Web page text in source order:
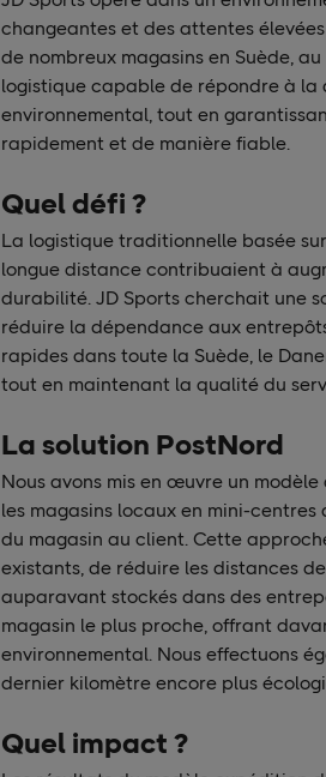
changeantes et des attentes
de nombreux magasins en Suède,
logistique capable de répondre à la
environnemental, tout en
rapidement et de manière fiable.
Quel défi ?
La logistique traditionnelle basée
longue distance contribuaient à
durabilité. JD Sports cherchait une
réduire la dépendance aux
rapides dans toute la Suède, le
tout en maintenant la qualité du
La solution PostNord
Nous avons mis en œuvre un
les magasins locaux en mini-
du magasin au client. Cette
existants, de réduire les distances
auparavant stockés dans des
magasin le plus proche, offrant
environnemental. Nous effectuons
dernier kilomètre encore plus
Quel impact ?